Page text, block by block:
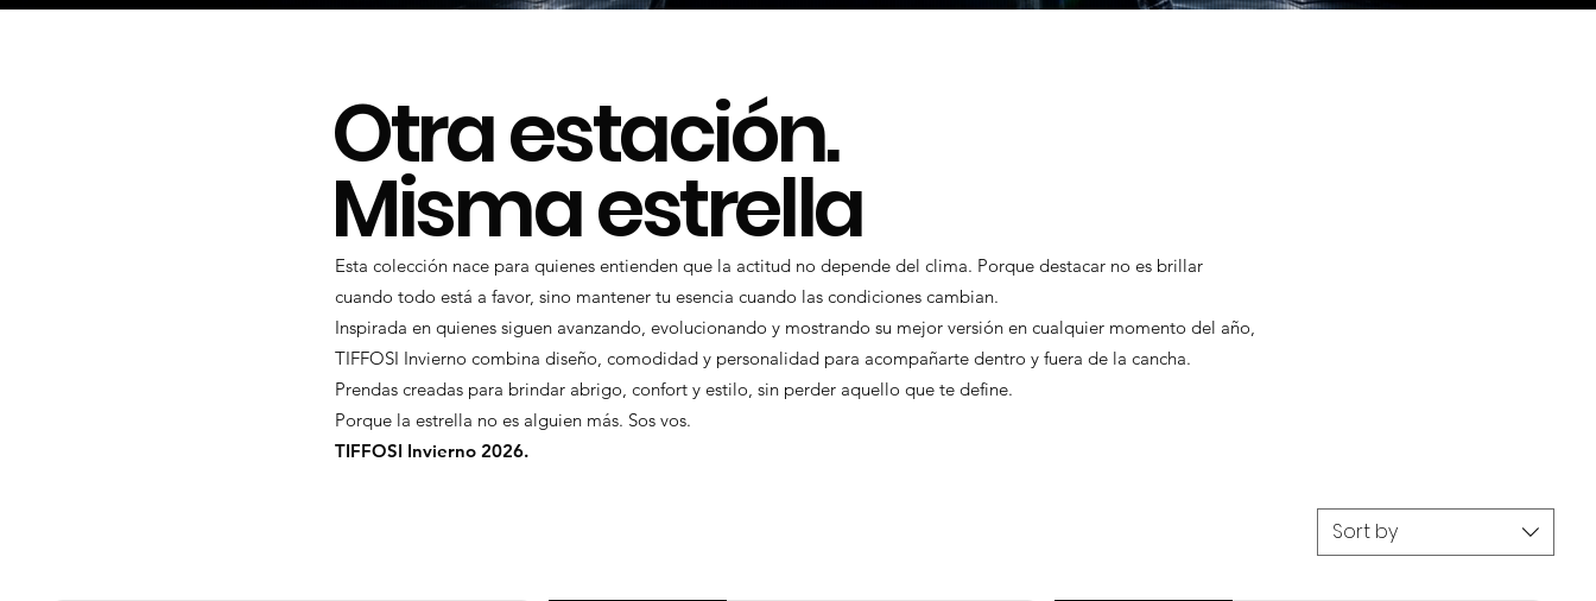
Esta colección nace para quienes entienden que la actitud no depende del clima. Porque destacar no es brillar
cuando todo está a favor, sino mantener tu esencia cuando las condiciones cambian.
Inspirada en quienes siguen avanzando, evolucionando y mostrando su mejor versión en cualquier momento del año,
TIFFOSI Invierno combina diseño, comodidad y personalidad para acompañarte dentro y fuera de la cancha.
Prendas creadas para brindar abrigo, confort y estilo, sin perder aquello que te define.
Porque la estrella no es alguien más. Sos vos.
TIFFOSI Invierno 2026.
Otra estación.
Misma estrella
Sort by